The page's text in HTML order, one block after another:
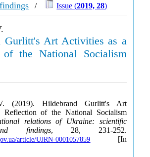
/ Issue (2019, 28)
Gurlitt's Art Activities as a
of the National Socialism
(2019). Hildebrand Gurlitt's Art
of the National Socialism
relations of Ukraine: scientific
findings, 28, 231-252.
article/UJRN-0001057859 [In